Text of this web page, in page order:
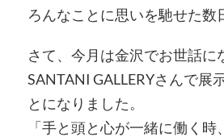
ろんなことに思いを馳せた数
さて、今月は金沢でお世話
SANTANI GALLERYさんで展
とになりました。
「手と頭と心が一緒に働く時